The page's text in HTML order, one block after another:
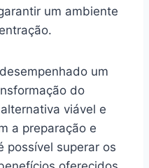
um ambiente
um
do
viável e
a preparação e
possível superar os